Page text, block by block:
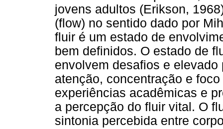
jovens adultos (Erikson,
(flow) no sentido dado por
fluir é um estado de
bem definidos. O estado de
envolvem desafios e
atenção, concentração e
experiências acadêmicas e
a percepção do fluir vital. O
sintonia percebida entre